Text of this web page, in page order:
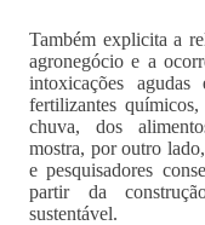
Também explicita a
agronegócio e a
intoxicações
fertilizantes
chuva, dos
mostra, por outro
e pesquisadores
partir da
sustentável.